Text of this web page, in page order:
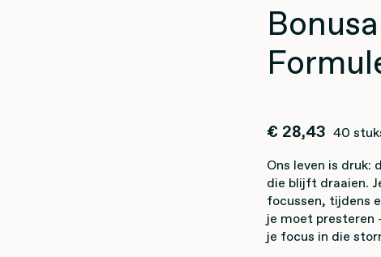
€ 28,43 40
Ons leven is druk:
die blijft draaien.
focussen, tijdens
je moet presteren
je focus in die